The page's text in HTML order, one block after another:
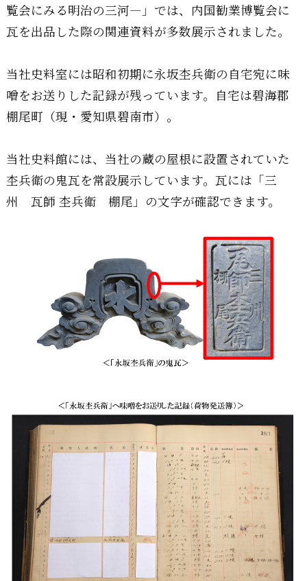
覧会にみる明治の三河―」では、内国勧業博覧会に
瓦を出品した際の関連資料が多数展示されました。
当社史料室には昭和初期に永坂杢兵衛の自宅宛に味
噌をお送りした記録が残っています。自宅は碧海郡
棚尾町（現・愛知県碧南市）。
当社史料館には、当社の蔵の屋根に設置されていた
杢兵衛の鬼瓦を常設展示しています。瓦には「三
州 瓦師 杢兵衛 棚尾」の文字が確認できます。